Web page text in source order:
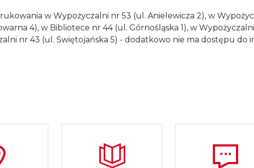
w Wypożyczalni nr 53 (ul. Anielewicza 2), w
4), w Bibliotece nr 44 (ul. Górnośląska 1), w
nr 43 (ul. Świętojańska 5) - dodatkowo nie ma dostępu do